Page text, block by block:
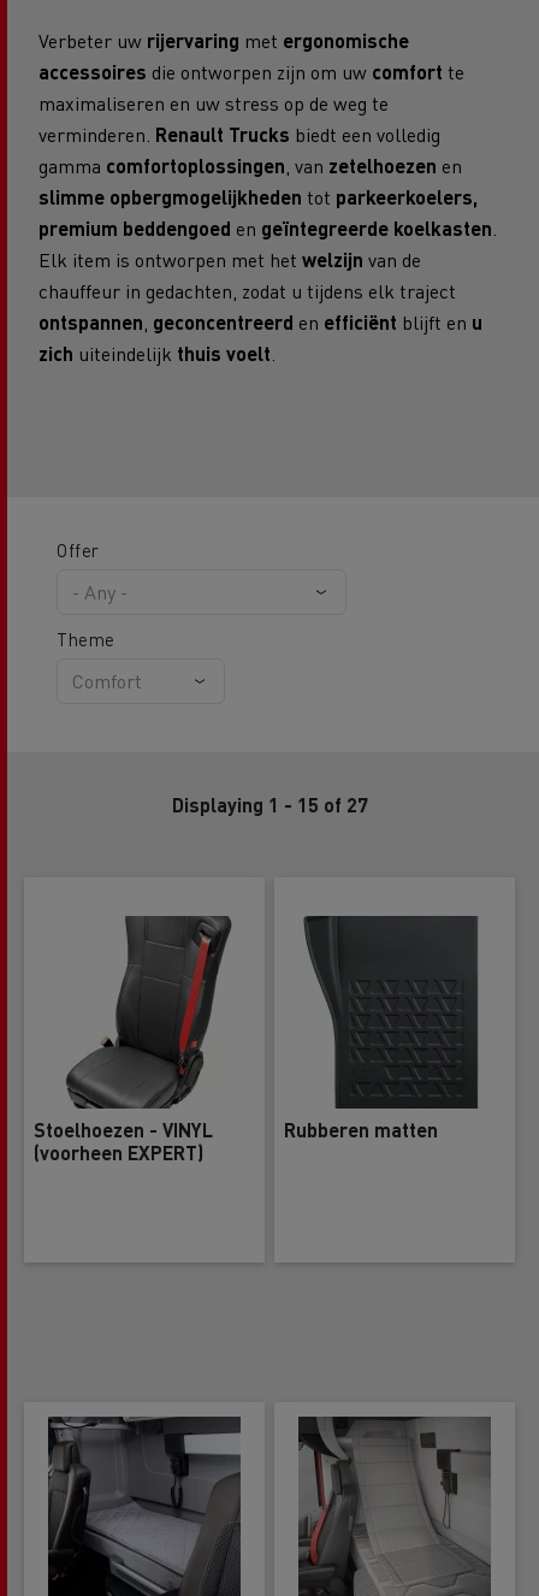
Verbeter uw rijervaring met ergonomische
accessoires die ontworpen zijn om uw comfort te
maximaliseren en uw stress op de weg te
verminderen. Renault Trucks biedt een volledig
gamma comfortoplossingen , van zetelhoezen en
slimme opbergmogelijkheden tot parkeerkoelers,
premium beddengoed en geïntegreerde koelkasten
Elk item is ontworpen met het welzijn van de
chauffeur in gedachten, zodat u tijdens elk traject
ontspannen geconcentreerd en efficiënt blijft en u
zich uiteindelijk thuis voelt
Offer
Theme
Displaying 1 - 15 of 27
Stoelhoezen - VINYL
(voorheen EXPERT)
Rubberen matten